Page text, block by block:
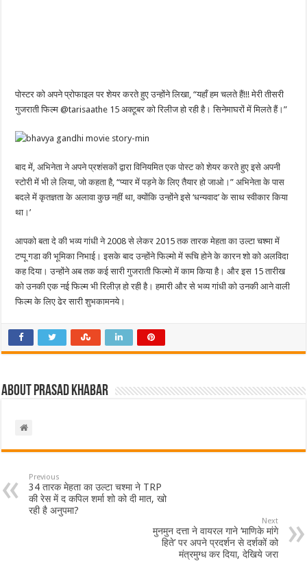
पोस्टर को अपने प्रोफाइल पर शेयर करते हुए उन्होंने लिखा, “यहाँ हम चलते हैं!!! मेरी तीसरी
गुजराती फिल्म @tarisaathe 15 अक्टूबर को रिलीज हो रही है। सिनेमाघरों में मिलते हैं।”
बाद में, अभिनेता ने अपने प्रशंसकों द्वारा विनियमित एक पोस्ट को शेयर करते हुए इसे अपनी
स्टोरी में भी ले लिया, जो कहता है, “प्यार में पड़ने के लिए तैयार हो जाओ।” अभिनेता के पास
बदले में कृतज्ञता के अलावा कुछ नहीं था, क्योंकि उन्होंने इसे ‘धन्यवाद’ के साथ स्वीकार किया
था।’
आपको बता दे की भव्य गांधी ने 2008 से लेकर 2015 तक तारक मेहता का उल्टा चश्मा में
टप्पू गडा की भूमिका निभाई। इसके बाद उन्होंने फिल्मो में रूचि होने के कारन शो को अलविदा
कह दिया। उन्होंने अब तक कई सारी गुजराती फिल्मो में काम किया है। और इस 15 तारीख
को उनकी एक नई फिल्म भी रिलीज़ हो रही है। हमारी और से भव्य गांधी को उनकी आने वाली
फिल्म के लिए ढेर सारी शुभकामनये।
About Prasad Khabar
Previous
34 तारक मेहता का उल्टा चश्मा ने TRP
की रेस में द कपिल शर्मा शो को दी मात, खो
रही है अनुपमा?
Next
मुनमुन दत्ता ने वायरल गाने ‘माणिके मांगे
हिते’ पर अपने प्रदर्शन से दर्शकों को
मंत्रमुग्ध कर दिया, देखिये जरा